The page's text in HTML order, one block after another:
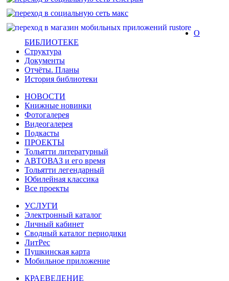
О
БИБЛИОТЕКЕ
Структура
Документы
Отчёты. Планы
История библиотеки
НОВОСТИ
Книжные новинки
Фотогалерея
Видеогалерея
Подкасты
ПРОЕКТЫ
Тольятти литературный
АВТОВАЗ и его время
Тольятти легендарный
Юбилейная классика
Все проекты
УСЛУГИ
Электронный каталог
Личный кабинет
Сводный каталог периодики
ЛитРес
Пушкинская карта
Мобильное приложение
КРАЕВЕДЕНИЕ